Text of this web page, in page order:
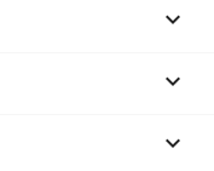


